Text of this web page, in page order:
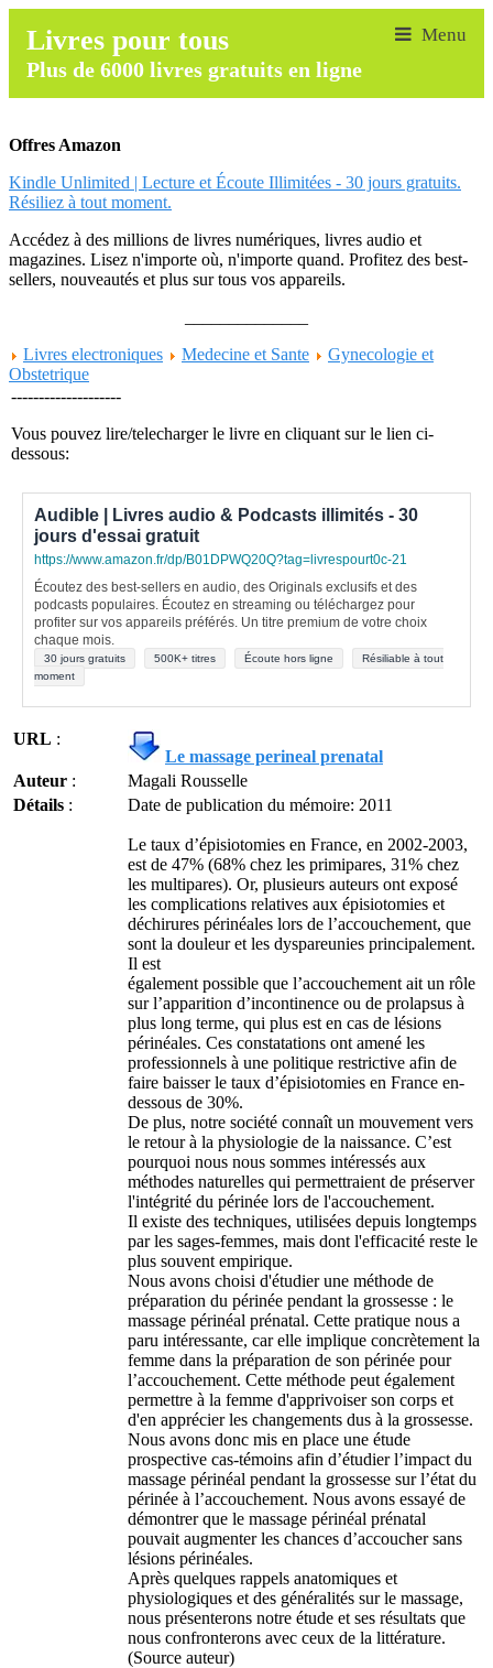
Livres pour tous
Plus de 6000 livres gratuits en ligne
Offres Amazon
Kindle Unlimited | Lecture et Écoute Illimitées - 30 jours gratuits.
Résiliez à tout moment.
Accédez à des millions de livres numériques, livres audio et
magazines. Lisez n'importe où, n'importe quand. Profitez des best-
sellers, nouveautés et plus sur tous vos appareils.
Livres electroniques
Medecine et Sante
Gynecologie et
Obstetrique
--------------------
Vous pouvez lire/telecharger le livre en cliquant sur le lien ci-
dessous:
Audible | Livres audio & Podcasts illimités - 30
jours d'essai gratuit
https://www.amazon.fr/dp/B01DPWQ20Q?tag=livrespourt0c-21
Écoutez des best-sellers en audio, des Originals exclusifs et des
podcasts populaires. Écoutez en streaming ou téléchargez pour
profiter sur vos appareils préférés. Un titre premium de votre choix
chaque mois.
30 jours gratuits 500K+ titres Écoute hors ligne
Résiliable à tout
moment
URL :
Le massage perineal prenatal
Auteur :
Magali Rousselle
Détails : Date de publication du mémoire: 2011
Le taux d’épisiotomies en France, en 2002-2003,
est de 47% (68% chez les primipares, 31% chez
les multipares). Or, plusieurs auteurs ont exposé
les complications relatives aux épisiotomies et
déchirures périnéales lors de l’accouchement, que
sont la douleur et les dyspareunies principalement.
Il est
également possible que l’accouchement ait un rôle
sur l’apparition d’incontinence ou de prolapsus à
plus long terme, qui plus est en cas de lésions
périnéales. Ces constatations ont amené les
professionnels à une politique restrictive afin de
faire baisser le taux d’épisiotomies en France en-
dessous de 30%.
De plus, notre société connaît un mouvement vers
le retour à la physiologie de la naissance. C’est
pourquoi nous nous sommes intéressés aux
méthodes naturelles qui permettraient de préserver
l'intégrité du périnée lors de l'accouchement.
Il existe des techniques, utilisées depuis longtemps
par les sages-femmes, mais dont l'efficacité reste le
plus souvent empirique.
Nous avons choisi d'étudier une méthode de
préparation du périnée pendant la grossesse : le
massage périnéal prénatal. Cette pratique nous a
paru intéressante, car elle implique concrètement la
femme dans la préparation de son périnée pour
l’accouchement. Cette méthode peut également
permettre à la femme d'apprivoiser son corps et
d'en apprécier les changements dus à la grossesse.
Nous avons donc mis en place une étude
prospective cas-témoins afin d’étudier l’impact du
massage périnéal pendant la grossesse sur l’état du
périnée à l’accouchement. Nous avons essayé de
démontrer que le massage périnéal prénatal
pouvait augmenter les chances d’accoucher sans
lésions périnéales.
Après quelques rappels anatomiques et
physiologiques et des généralités sur le massage,
nous présenterons notre étude et ses résultats que
nous confronterons avec ceux de la littérature.
(Source auteur)